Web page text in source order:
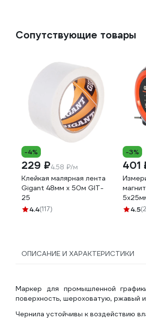
Сопутствующие товары
-4%
229 ₽4.58 ₽/м
Клейкая малярная лента
Gigant 48мм x 50м GIT-
25
4.4(117)
-3%
401
4.5
ОПИСАНИЕ И ХАРАКТЕРИСТИКИ
Маркер для промышленной
поверхность, шероховатую, ржавый
Чернила устойчивы к воздействию